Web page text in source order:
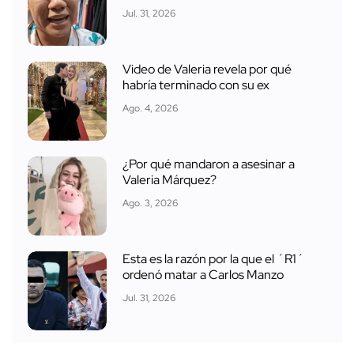
Jul. 31, 2026
Video de Valeria revela por qué
habría terminado con su ex
Ago. 4, 2026
¿Por qué mandaron a asesinar a
Valeria Márquez?
Ago. 3, 2026
Esta es la razón por la que el ´R1´
ordenó matar a Carlos Manzo
Jul. 31, 2026